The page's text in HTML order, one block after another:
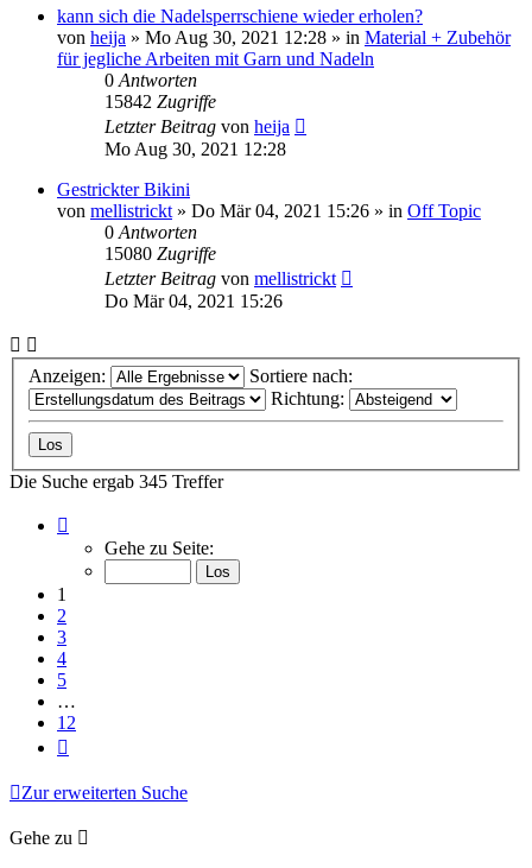
kann sich die Nadelsperrschiene wieder erholen?
von heija » Mo Aug 30, 2021 12:28 » in Material + Zubehör
für jegliche Arbeiten mit Garn und Nadeln
0 Antworten
15842 Zugriffe
Letzter Beitrag von heija
Mo Aug 30, 2021 12:28
Gestrickter Bikini
von mellistrickt » Do Mär 04, 2021 15:26 » in Off Topic
0 Antworten
15080 Zugriffe
Letzter Beitrag von mellistrickt
Do Mär 04, 2021 15:26
Anzeigen:
Sortiere nach:
Richtung:
Die Suche ergab 345 Treffer
von
Gehe zu Seite:
1
2
3
4
5
…
12
Zur erweiterten Suche
Gehe zu